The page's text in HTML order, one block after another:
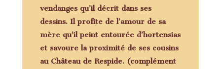
vendanges qu’il décrit dans ses
dessins. Il profite de l’amour de sa
mère qu’il peint entourée d’hortensias
et savoure la proximité de ses cousins
au Château de Respide. (complément